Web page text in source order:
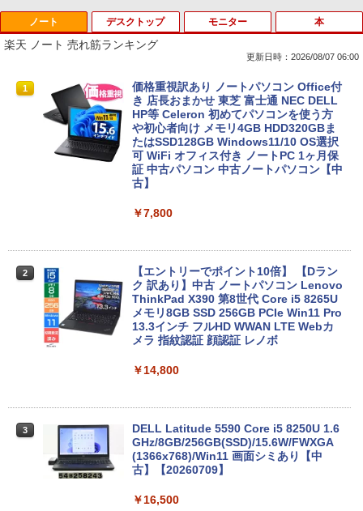
Anker Soundcore P40i オフホワイト
￥7,990
Anker Soundcore P31i ブラック
￥5,990
￥14,990
【2026年アップグレード版】AOKIMI ワイヤ
レスイヤホン bluetooth イヤホン V12 小型
るーとゅーす コードレス ENCノイズキャン
￥1,964
レスイヤホン Bluetooth 5.4 ノイズキャンセ
BRUCE WAYNE feat. Flo Milli, ATL Jacob
[Explicit]
BRUCE WAYNE feat. Flo Milli, ATL Jacob
[Explicit]
￥250
On My Road (Stadium ver.)
BUGS LIFE
￥250
【Amazon.co.jp限定】 い・ろ・は・す 2L P
ET ラベルレス ×8本
by Amazon 天然水 ラベルレス 500ml ×24本
富士山の天然水 バナジウム含有 水 ミネラル
ウォーター ペットボトル 静岡県産 500ミリリ
ットル (Smart Basic)
art Basic)
￥1,625
by Amazon 天然水ラベルレス 2L×9本
￥1,117
コカ・コーラ やかんの麦茶 from 爽健美茶 ラ
ベルレス 650mlPET×24本
￥2,009
薬屋のひとりごと 17巻 (デジタル版ビッグガ
ンガンコミックス)
異世界居酒屋「のぶ」(22) (角川コミックス・
エース)
￥832
￥594
HUNTER×HUNTER モノクロ版 39 (ジャンプ
コミックスDIGITAL)
￥572
スーパーの裏でヤニ吸うふたり 9巻 (デジタル
版ビッグガンガンコミックス)
￥810
ノート
楽天 ノート 売れ筋ランキング
更新日時：2026/08/07 06:00
1
価格重視訳あり ノートパソコン Office付
き 店長おまかせ 東芝 富士通 NEC DELL
HP等 Celeron 初めてパソコンを使う方
や初心者向け メモリ4GB HDD320GBま
たはSSD128GB Windows11/10 OS選択
可 WiFi オフィス付き ノートPC 1ヶ月保
証 中古パソコン 中古ノートパソコン【中
古】
￥7,800
2
【エントリーでポイント10倍】 【Dラン
ク 訳あり】中古 ノートパソコン Lenovo
ThinkPad X390 第8世代 Core i5 8265U
メモリ8GB SSD 256GB PCIe Win11 Pro
13.3インチ フルHD WWAN LTE Webカ
メラ 指紋認証 顔認証 レノボ
￥14,800
3
DELL Latitude 5590 Core i5 8250U 1.6
GHz/8GB/256GB(SSD)/15.6W/FWXGA
(1366x768)/Win11 画面シミあり【中
古】【20260709】
￥16,500
デスクトップ モニター 本